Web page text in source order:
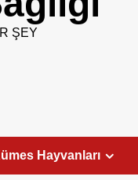
ŞEY
Hayvanları